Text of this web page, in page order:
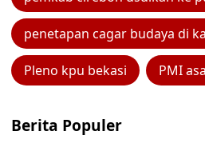
penetapan cagar budaya di
Pleno kpu bekasi PMI
Berita Populer